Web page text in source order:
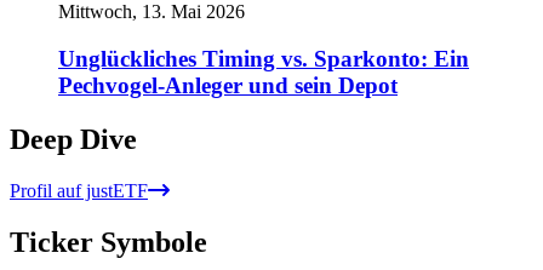
Mittwoch, 13. Mai 2026
Unglückliches Timing vs. Sparkonto: Ein
Pechvogel-Anleger und sein Depot
Deep Dive
Profil auf justETF
Ticker Symbole